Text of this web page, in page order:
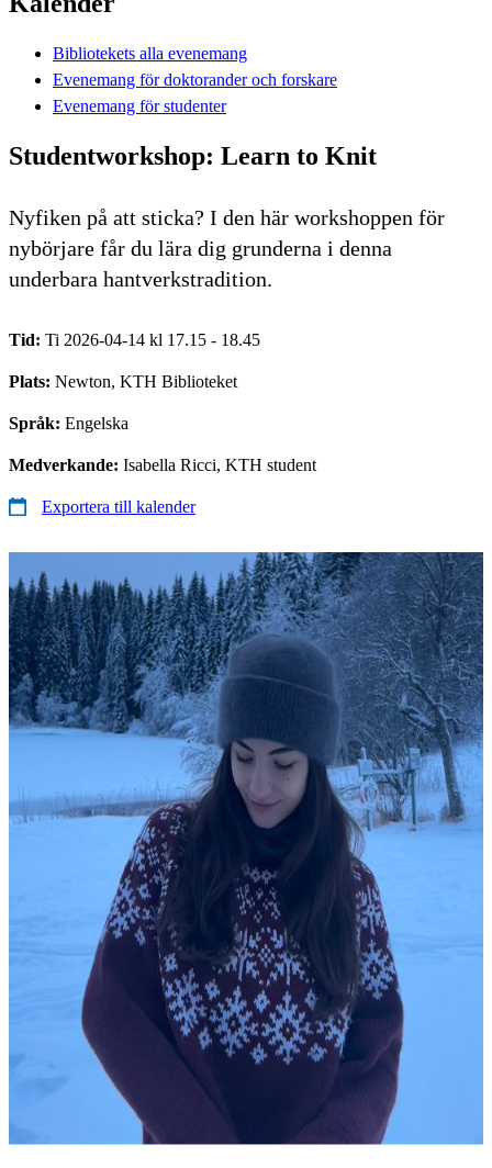
Bibliotekets alla evenemang
Evenemang för doktorander och forskare
Evenemang för studenter
Studentworkshop: Learn to Knit
Nyfiken på att sticka? I den här workshoppen för
nybörjare får du lära dig grunderna i denna
underbara hantverkstradition.
Tid: Ti 2026-04-14 kl 17.15 - 18.45
Plats: Newton, KTH Biblioteket
Språk: Engelska
Medverkande: Isabella Ricci, KTH student
Exportera till kalender